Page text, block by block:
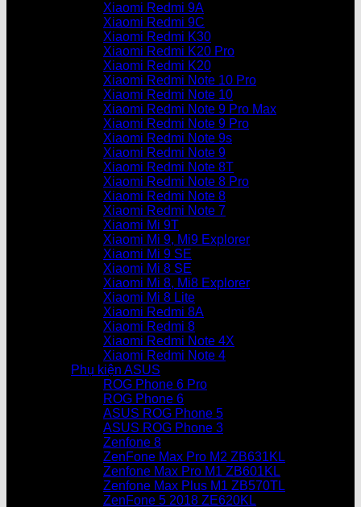
Xiaomi Redmi 9A
Xiaomi Redmi 9C
Xiaomi Redmi K30
Xiaomi Redmi K20 Pro
Xiaomi Redmi K20
Xiaomi Redmi Note 10 Pro
Xiaomi Redmi Note 10
Xiaomi Redmi Note 9 Pro Max
Xiaomi Redmi Note 9 Pro
Xiaomi Redmi Note 9s
Xiaomi Redmi Note 9
Xiaomi Redmi Note 8T
Xiaomi Redmi Note 8 Pro
Xiaomi Redmi Note 8
Xiaomi Redmi Note 7
Xiaomi Mi 9T
Xiaomi Mi 9, Mi9 Explorer
Xiaomi Mi 9 SE
Xiaomi Mi 8 SE
Xiaomi Mi 8, Mi8 Explorer
Xiaomi Mi 8 Lite
Xiaomi Redmi 8A
Xiaomi Redmi 8
Xiaomi Redmi Note 4X
Xiaomi Redmi Note 4
Phụ kiện ASUS
ROG Phone 6 Pro
ROG Phone 6
ASUS ROG Phone 5
ASUS ROG Phone 3
Zenfone 8
ZenFone Max Pro M2 ZB631KL
Zenfone Max Pro M1 ZB601KL
Zenfone Max Plus M1 ZB570TL
ZenFone 5 2018 ZE620KL